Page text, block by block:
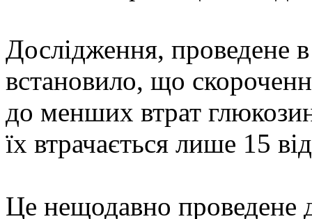
Дослідження, проведене
встановило, що
до менших втрат
їх втрачається лише 15
Це нещодавно проведене